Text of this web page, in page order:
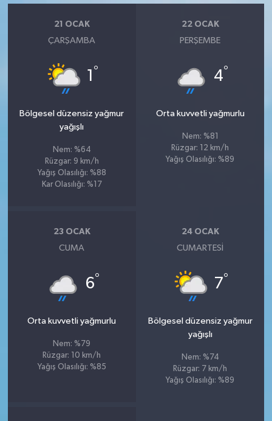
21 OCAK
ÇARŞAMBA
1 °
Bölgesel düzensiz yağmur
yağışlı
Nem: %64
Rüzgar: 9 km/h
Yağış Olasılığı: %88
Kar Olasılığı: %17
22 OCAK
PERŞEMBE
4°
Orta kuvvetli yağmurlu
Nem: %81
Rüzgar: 12 km/h
Yağış Olasılığı: %89
23 OCAK
CUMA
6°
Orta kuvvetli yağmurlu
Nem: %79
Rüzgar: 10 km/h
Yağış Olasılığı: %85
24 OCAK
CUMARTESI
7°
Bölgesel düzensiz yağmur
yağışlı
Nem: %74
Rüzgar: 7 km/h
Yağış Olasılığı: %89